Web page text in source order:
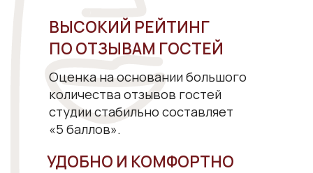
Специальное предложение на запись